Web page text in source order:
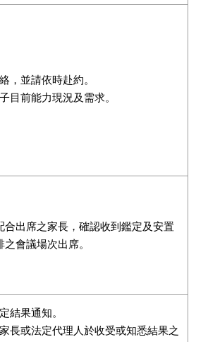
，並請依時赴約。
目前能力現況及需求。
合出席之家長，確認收到鑑定及安置
會議場次出席。
結果通知。
長或法定代理人於收受或知悉結果之